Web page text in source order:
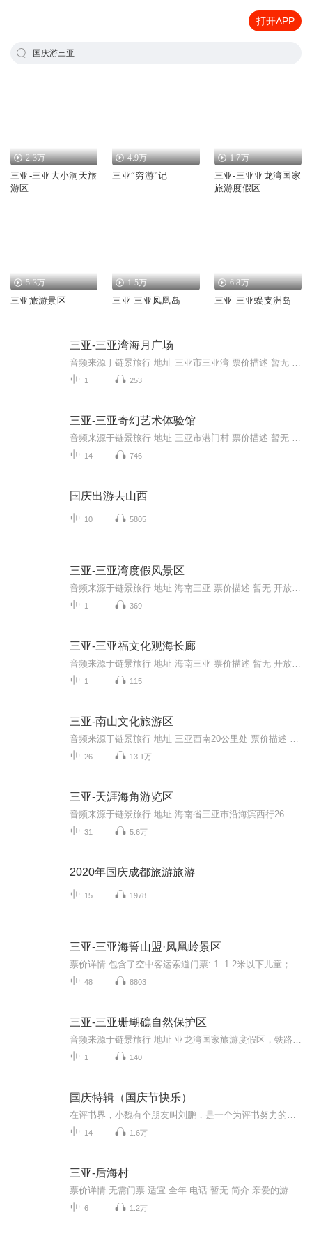
打开APP
国庆游三亚
2.3万
三亚-三亚大小洞天旅
游区
4.9万
三亚“穷游”记
1.7万
三亚-三亚亚龙湾国家
旅游度假区
5.3万
三亚旅游景区
1.5万
三亚-三亚凤凰岛
6.8万
三亚-三亚蜈支洲岛
三亚-三亚湾海月广场
1 253
三亚-三亚奇幻艺术体验馆
14 746
国庆出游去山西
10 5805
三亚-三亚湾度假风景区
1 369
三亚-三亚福文化观海长廊
1 115
三亚-南山文化旅游区
26 13.1万
三亚-天涯海角游览区
31 5.6万
2020年国庆成都旅游旅游
15 1978
三亚-三亚海誓山盟·凤凰岭景区
48 8803
三亚-三亚珊瑚礁自然保护区
1 140
国庆特辑（国庆节快乐）
14 1.6万
三亚-后海村
6 1.2万